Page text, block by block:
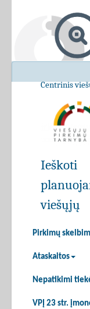
Centrinis
Pirkimų
Ataskaitos
Nepatikimi
VPĮ 23 str.
Ieškoti
viešųjų